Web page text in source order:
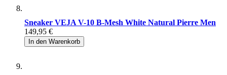
Sneaker VEJA V-10 B-Mesh White Natural Pierre Men
149,95 €
In den Warenkorb